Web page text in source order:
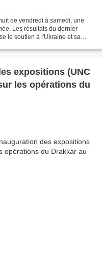
de vendredi à samedi, une
Les résultats du dernier
le soutien à l'Ukraine et sa
expositions (UNC
les opérations du